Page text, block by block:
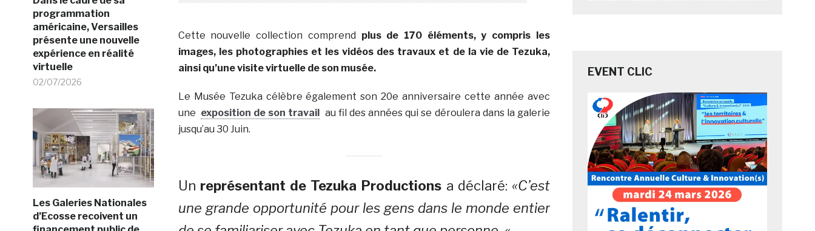
programmation
américaine, Versailles
présente une nouvelle
expérience en réalité
virtuelle
02/07/2026
Les Galeries Nationales
d’Ecosse recoivent un
Cette nouvelle collection comprend plus de 170 éléments, y compris les
images, les photographies et les vidéos des travaux et de la vie de Tezuka,
ainsi qu’une visite virtuelle de son musée.
Le Musée Tezuka célèbre également son 20e anniversaire cette année avec
une exposition de son travail
au fil des années qui se déroulera dans la galerie
jusqu’au 30 Juin.
Un représentant de Tezuka Productions a déclaré: «C’est
une grande opportunité pour les gens dans le monde entier
EVENT CLIC